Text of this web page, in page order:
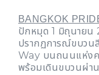
BANGKOK
ปักหมุด 1 มิถุนายน
ปรากฏการณ์ขบวน
Way บนถนนแห่งค
พร้อมเดินขบวนผ่า